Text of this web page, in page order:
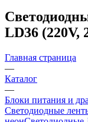
LD36 (220V,
Главная страница
—
Каталог
—
Блоки питания и
Светодиодные